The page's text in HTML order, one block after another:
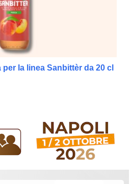
la linea Sanbittèr da 20 cl